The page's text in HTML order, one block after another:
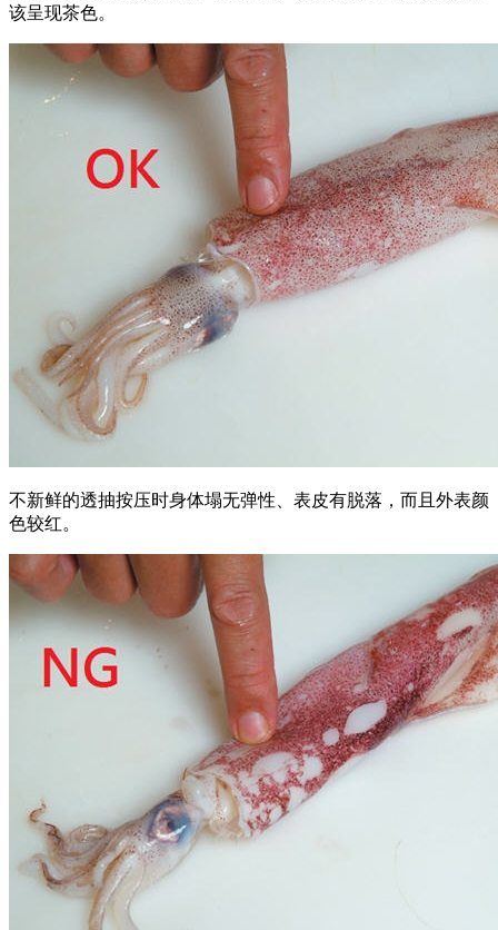
该呈现茶色。
不新鲜的透抽按压时身体塌无弹性、表皮有脱落，而且外表颜
色较红。